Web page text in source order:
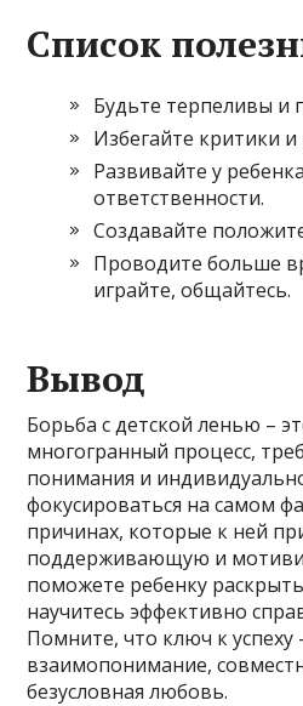
Список
Будьте терпеливы и
Избегайте критики и
Развивайте у
ответственности.
Создавайте
Проводите больше
играйте, общайтесь.
Вывод
Борьба с детской ленью –
многогранный процесс,
понимания и
фокусироваться на самом
причинах, которые к ней
поддерживающую и
поможете ребенку
научитесь эффективно
Помните, что ключ к успеху
взаимопонимание,
безусловная любовь.